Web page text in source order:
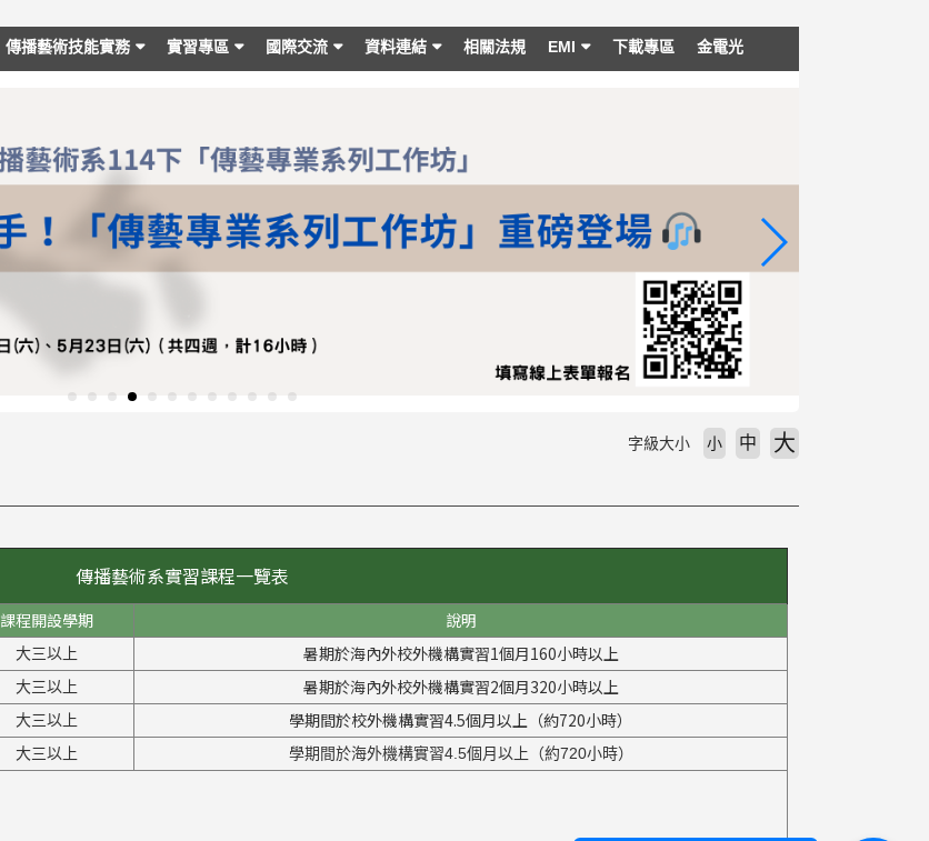
傳播藝術技能實務 實習專區 國際交流 資料連結 相關法規 EMI 下載專區 金電光
字級大小 小 中 大
傳播藝術系實習課程一覽表
課程開設學期 說明
大三以上 暑期於海內外校外機構實習1個月160小時以上
大三以上 暑期於海內外校外機構實習2個月320小時以上
大三以上 學期間於校外機構實習4.5個月以上（約720小時）
大三以上 學期間於海外機構實習4.5個月以上（約720小時）